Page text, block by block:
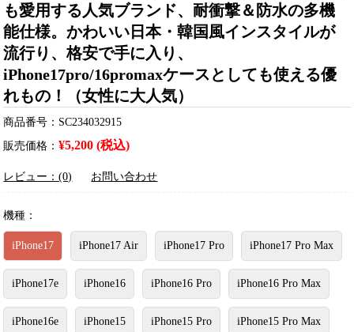
も愛用する人気ブランド、耐衝撃＆防水の多機
能仕様。かわいい日本・韓国風インスタイルが
流行り、格安で手に入り、
iPhone17pro/16promaxケースとしても使える優
れもの！（女性に大人気）
商品番号：SC234032915
販売価格：¥5,200 (税込)
レビュー：(0) お問い合わせ
機種：
iPhone17 iPhone17 Air iPhone17 Pro iPhone17 Pro Max
iPhone17e iPhone16 iPhone16 Pro iPhone16 Pro Max
iPhone16e iPhone15 iPhone15 Pro iPhone15 Pro Max